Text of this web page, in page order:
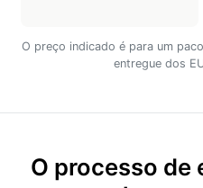
O preço indicado é para um
entregue dos
O processo